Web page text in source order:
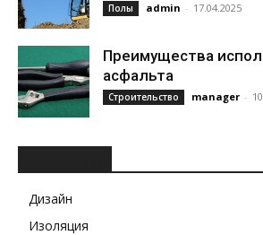
Полы admin - 17.04.2025
Преимущества
асфальта
Строительство manager -
Дизайн
Изоляция